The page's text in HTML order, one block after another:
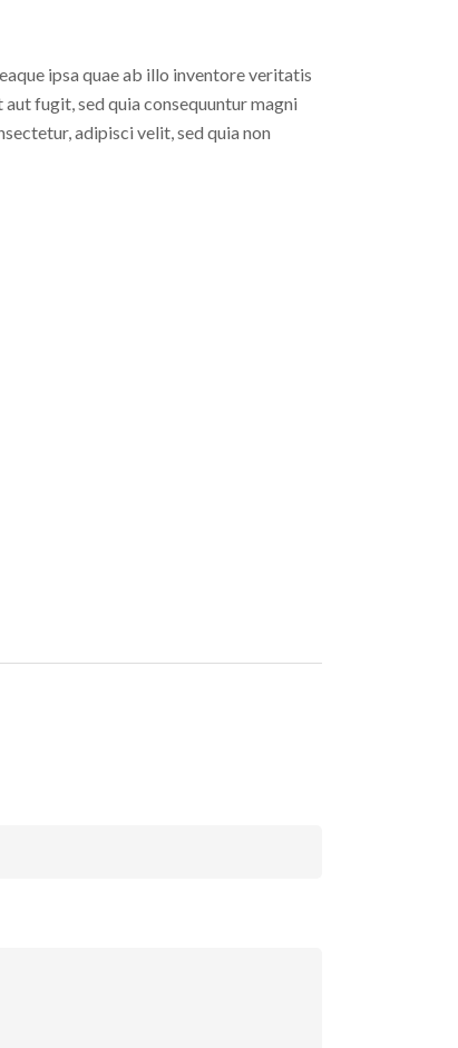
ipsa quae ab illo inventore veritatis
fugit, sed quia consequuntur magni
adipisci velit, sed quia non